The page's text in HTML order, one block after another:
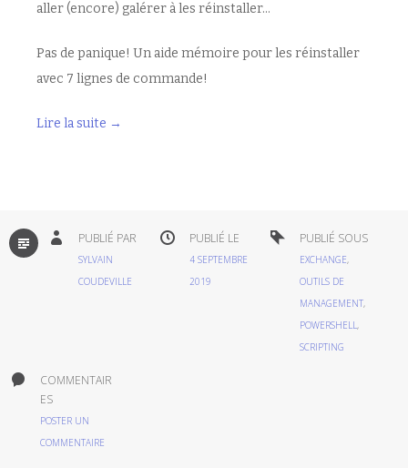
aller (encore) galérer à les réinstaller…
Pas de panique! Un aide mémoire pour les réinstaller
avec 7 lignes de commande!
Lire la suite →
PAR
DÉFAUT
PUBLIÉ PAR
SYLVAIN
COUDEVILLE
PUBLIÉ LE
4 SEPTEMBRE
2019
PUBLIÉ SOUS
EXCHANGE,
OUTILS DE
MANAGEMENT,
POWERSHELL,
SCRIPTING
COMMENTAIR
ES
POSTER UN
COMMENTAIRE